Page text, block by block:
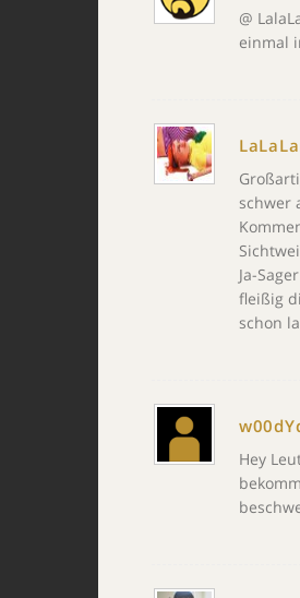
@
einmal
schwer
Ja-
fleißig
schon
Hey